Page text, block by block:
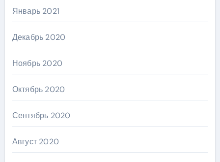
Январь 2021
Декабрь 2020
Ноябрь 2020
Октябрь 2020
Сентябрь 2020
Август 2020